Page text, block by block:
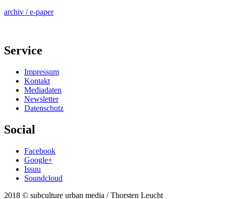
archiv / e-paper
Service
Impressum
Kontakt
Mediadaten
Newsletter
Datenschutz
Social
Facebook
Google+
Issuu
Soundcloud
2018 © subculture urban media / Thorsten Leucht